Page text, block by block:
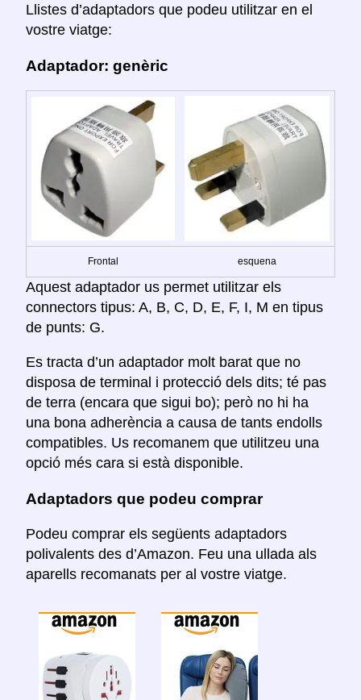
Llistes d’adaptadors que podeu utilitzar en el
vostre viatge:
Adaptador: genèric
Frontal esquena
Aquest adaptador us permet utilitzar els
connectors tipus: A, B, C, D, E, F, I, M en tipus
de punts: G.
Es tracta d’un adaptador molt barat que no
disposa de terminal i protecció dels dits; té pas
de terra (encara que sigui bo); però no hi ha
una bona adherència a causa de tants endolls
compatibles. Us recomanem que utilitzeu una
opció més cara si està disponible.
Adaptadors que podeu comprar
Podeu comprar els següents adaptadors
polivalents des d’Amazon. Feu una ullada als
aparells recomanats per al vostre viatge.